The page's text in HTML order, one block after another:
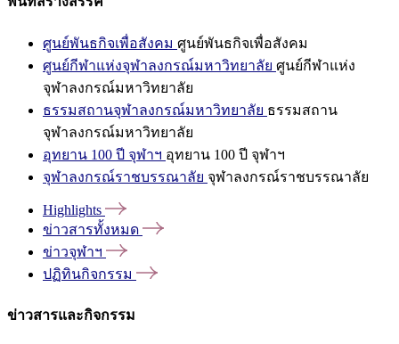
ศูนย์พันธกิจเพื่อสังคม ศูนย์พันธกิจเพื่อสังคม
ศูนย์กีฬาแห่งจุฬาลงกรณ์มหาวิทยาลัย ศูนย์กีฬาแห่ง
จุฬาลงกรณ์มหาวิทยาลัย
ธรรมสถานจุฬาลงกรณ์มหาวิทยาลัย ธรรมสถาน
จุฬาลงกรณ์มหาวิทยาลัย
อุทยาน 100 ปี จุฬาฯ อุทยาน 100 ปี จุฬาฯ
จุฬาลงกรณ์ราชบรรณาลัย จุฬาลงกรณ์ราชบรรณาลัย
Highlights
ข่าวสารทั้งหมด
ข่าวจุฬาฯ
ปฏิทินกิจกรรม
ข่าวสารและกิจกรรม